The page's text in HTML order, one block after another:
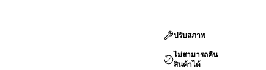
ปรับสภาพ
ไม่สามารถคืน
สินค้าได้